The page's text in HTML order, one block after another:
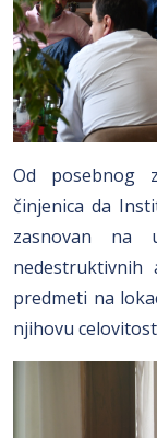
Od posebnog
činjenica da
zasnovan na
predmeti na
njihovu